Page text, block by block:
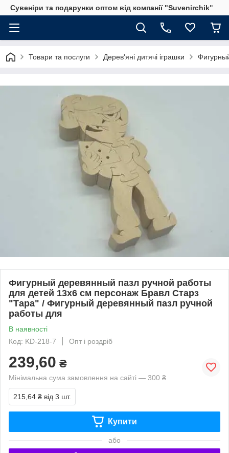
Сувеніри та подарунки оптом від компанії "Suvenirchik"
Товари та послуги Дерев'яні дитячі іграшки
Фигурный деревянный пазл ручной работы
для детей 13х6 см персонаж Бравл Старз
"Тара" / Фигурный деревянный пазл ручной
работы для
В наявності
Код: KD-218-7
Опт і роздріб
239,60 ₴
Мінімальна сума замовлення на сайті — 300 ₴
215,64 ₴ від 3 шт.
Купити
або